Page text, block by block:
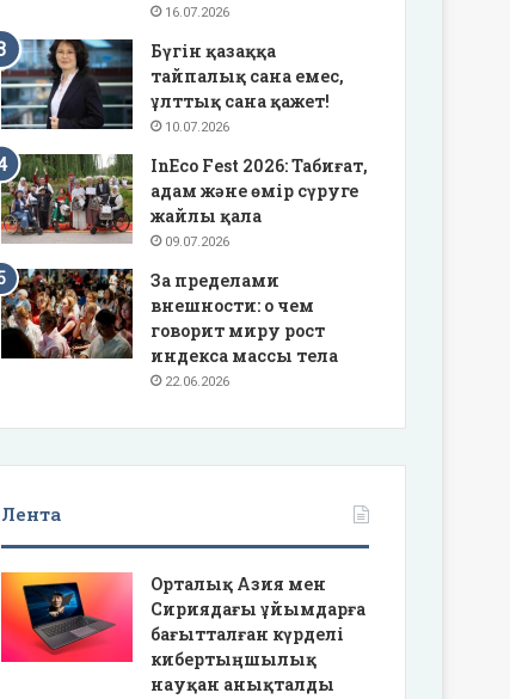
16.07.2026
Бүгін қазаққа
тайпалық сана емес,
ұлттық сана қажет!
10.07.2026
InEco Fest 2026: Табиғат,
адам және өмір сүруге
жайлы қала
09.07.2026
За пределами
внешности: о чем
говорит миру рост
индекса массы тела
22.06.2026
Лента
Орталық Азия мен
Сириядағы ұйымдарға
бағытталған күрделі
кибертыңшылық
науқан анықталды